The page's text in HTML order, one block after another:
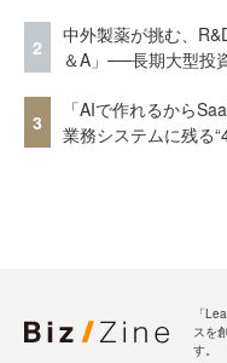
2
中外製薬が挑む、
＆A」──長期大型投
3
「AIで作れるから
業務システムに残る
「
スを
す。